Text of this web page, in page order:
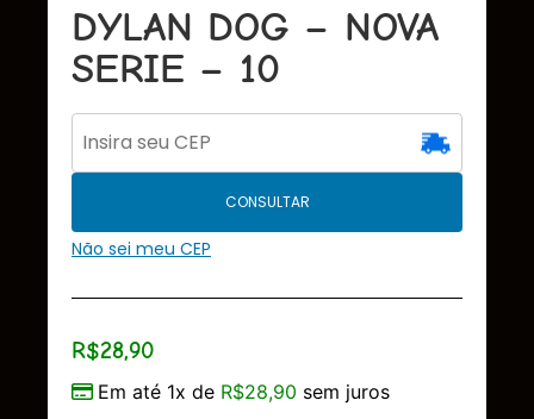
DYLAN DOG – NOVA
SERIE – 10
CONSULTAR
Não sei meu CEP
R$28,90
Em até 1x de R$28,90 sem juros